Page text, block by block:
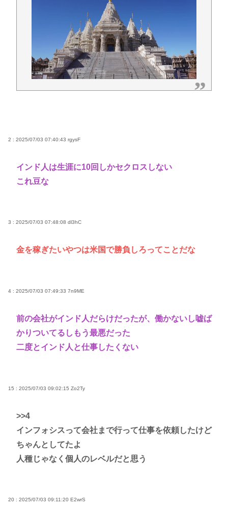
Powered by livedoor 相互RSS
2 : 2025/07/03 07:40:43 rgysF
インド人は生涯に10回しかセクロスしない
これ豆な
3 : 2025/07/03 07:48:08 dl3hC
金を稼ぎたいやつは米国で勝負しろってことだな
4 : 2025/07/03 07:49:33 7n9ME
前の会社がインド人だらけだったが、働かないし嘘ば
かりついてるしもう最悪だった
二度とインド人と仕事したくない
15 : 2025/07/03 09:02:15 Zo2Ty
>>4
インフォシスって会社まで行って仕事を依頼したけど
ちゃんとしてたよ
人種じゃなく個人のレベルだと思う
20 : 2025/07/03 09:11:20 E2wrS